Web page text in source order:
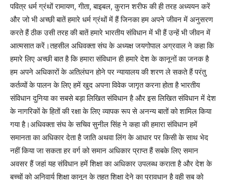
पवित्र धर्म ग्रंथों रामायण, गीता, बाइबल, कुरान शरीफ की ही तरह अध्ययन करें
और जो भी अच्छी बातें हमारे धर्म ग्रंथों में हैं जिनका हम अपने जीवन में अनुसरण
करते हैं ठीक उसी तरह की बातें हमारे भारतीय संविधान में भी हैं उन्हें भी जीवन में
आत्मसात करें।तहसील अधिवक्ता संघ के अध्यक्ष जयगोपाल अग्रवाल ने कहा कि
हमारे लिए अच्छी बात है कि हमारा संविधान ही हमारे देश के कानूनों का जनक है
हम अपने अधिकारों के अतिलंघन होने पर न्यायालय की शरण ले सकते हैं परंतु
कर्तव्यों के पालन के लिए हमें खुद अपना विवेक जागृत करना होता है भारतीय
संविधान दुनिया का सबसे बड़ा लिखित संविधान है और इस लिखित संविधान में देश
के नागरिकों के हितों की रक्षा के लिए व्यापक रूप से अनन्य बातों को शामिल किया
गया है।अधिवक्ता संघ के सचिव सुनील सिंह ने कहा की हमारा संविधान हमें
समानता का अधिकार देता है जाति अथवा लिंग के आधार पर किसी के साथ भेद
नहीं किया जा सकता हर वर्ग को समान अधिकार प्राप्त हैं सबके लिए समान
अवसर हैं जहां यह संविधान हमें शिक्षा का अधिकार उपलब्ध कराता है और देश के
बच्चों को अनिवार्य शिक्षा कानून के तहत शिक्षा देने का प्रावधान है वही सब को